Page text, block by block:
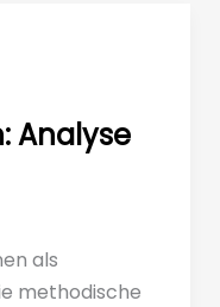
Analyse
als
methodische